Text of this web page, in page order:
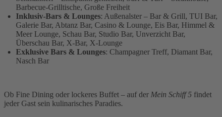
Barbecue-Grilltische, Große Freiheit
Inklusiv-Bars & Lounges: Außenalster – Bar & Grill, TUI Bar,
Galerie Bar, Abtanz Bar, Casino & Lounge, Eis Bar, Himmel &
Meer Lounge, Schau Bar, Studio Bar, Unverzicht Bar,
Überschau Bar, X-Bar, X-Lounge
Exklusive Bars & Lounges: Champagner Treff, Diamant Bar,
Nasch Bar
Ob Fine Dining oder lockeres Buffet – auf der Mein Schiff 5 findet
jeder Gast sein kulinarisches Paradies.